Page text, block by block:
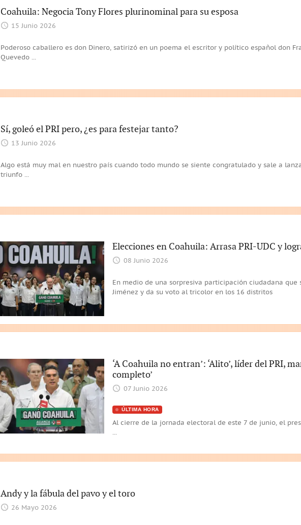
Coahuila: Negocia Tony Flores plurinominal para su esposa
15 Junio 2026
Poderoso caballero es don Dinero, satirizó en un poema el escritor y político español don
Quevedo
Sí, goleó el PRI pero, ¿es para festejar tanto?
13 Junio 2026
Algo está muy mal en nuestro país cuando todo mundo se siente congratulado y sale a
triunfo
Elecciones en Coahuila: Arrasa PRI-UDC y
08 Junio 2026
En medio de una sorpresiva participación ciudadana
Jiménez y da su voto al tricolor en los 16 distritos
‘A Coahuila no entran’: ‘Alito’, líder del PRI,
completo’
07 Junio 2026
ÚLTIMA HORA
Al cierre de la jornada electoral de este 7 de junio, el
...
Andy y la fábula del pavo y el toro
26 Mayo 2026